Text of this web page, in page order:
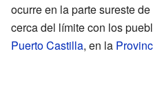
ocurre en la parte sureste
cerca del límite con los
Puerto Castilla, en la